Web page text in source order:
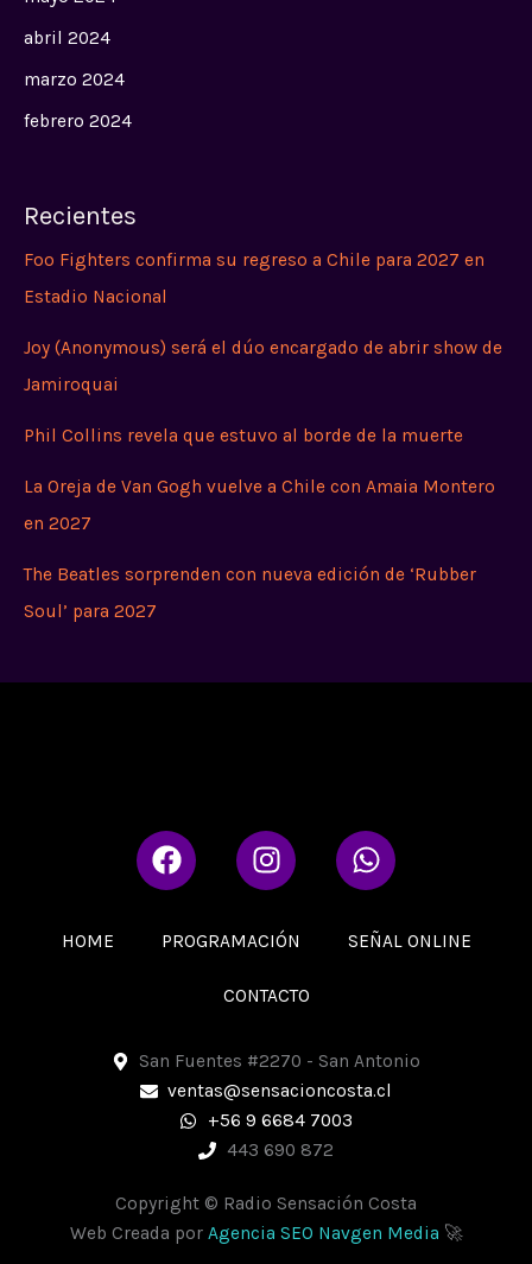
abril 2024
marzo 2024
febrero 2024
Recientes
Foo Fighters confirma su regreso a Chile para 2027 en
Estadio Nacional
Joy (Anonymous) será el dúo encargado de abrir show de
Jamiroquai
Phil Collins revela que estuvo al borde de la muerte
La Oreja de Van Gogh vuelve a Chile con Amaia Montero
en 2027
The Beatles sorprenden con nueva edición de ‘Rubber
Soul’ para 2027
F
a
e
k
I
n
t
g
a
m
W
h
t
p
HOME PROGRAMACIÓN SEÑAL ONLINE
CONTACTO
San Fuentes #2270 - San Antonio
ventas@sensacioncosta.cl
+56 9 6684 7003
443 690 872
Copyright © Radio Sensación Costa
Web Creada por Agencia SEO Navgen Media 🚀